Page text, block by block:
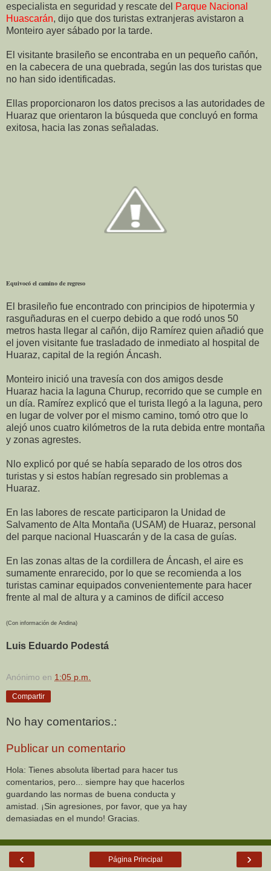
especialista en seguridad y rescate del Parque Nacional
Huascarán, dijo que dos turistas extranjeras avistaron a
Monteiro ayer sábado por la tarde.
El visitante brasileño se encontraba en un pequeño cañón,
en la cabecera de una quebrada, según las dos turistas que
no han sido identificadas.
Ellas proporcionaron los datos precisos a las autoridades de
Huaraz que orientaron la búsqueda que concluyó en forma
exitosa, hacia las zonas señaladas.
Equivocó el camino de regreso
El brasileño fue encontrado con principios de hipotermia y
rasguñaduras en el cuerpo debido a que rodó unos 50
metros hasta llegar al cañón, dijo Ramírez quien añadió que
el joven visitante fue trasladado de inmediato al hospital de
Huaraz, capital de la región Áncash.
Monteiro inició una travesía con dos amigos desde
Huaraz hacia la laguna Churup, recorrido que se cumple en
un día. Ramírez explicó que el turista llegó a la laguna, pero
en lugar de volver por el mismo camino, tomó otro que lo
alejó unos cuatro kilómetros de la ruta debida entre montaña
y zonas agrestes.
Nlo explicó por qué se había separado de los otros dos
turistas y si estos habían regresado sin problemas a
Huaraz.
En las labores de rescate participaron la Unidad de
Salvamento de Alta Montaña (USAM) de Huaraz, personal
del parque nacional Huascarán y de la casa de guías.
En las zonas altas de la cordillera de Áncash, el aire es
sumamente enrarecido, por lo que se recomienda a los
turistas caminar equipados convenientemente para hacer
frente al mal de altura y a caminos de difícil acceso
(Con información de Andina)
Luis Eduardo Podestá
Anónimo en 1:05 p.m.
Compartir
No hay comentarios.:
Publicar un comentario
Hola: Tienes absoluta libertad para hacer tus
comentarios, pero... siempre hay que hacerlos
guardando las normas de buena conducta y
amistad. ¡Sin agresiones, por favor, que ya hay
demasiadas en el mundo! Gracias.
‹ ›
Página Principal